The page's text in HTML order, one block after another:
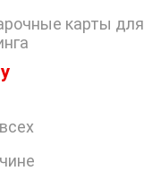
карты для